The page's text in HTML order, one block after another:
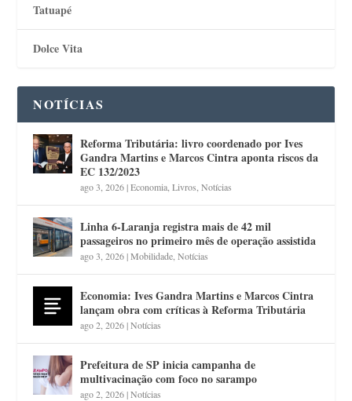
Tatuapé
Dolce Vita
NOTÍCIAS
Reforma Tributária: livro coordenado por Ives
Gandra Martins e Marcos Cintra aponta riscos da
EC 132/2023
ago 3, 2026|Economia ,Livros ,Notícias
Linha 6-Laranja registra mais de 42 mil
passageiros no primeiro mês de operação assistida
ago 3, 2026|Mobilidade ,Notícias
Economia: Ives Gandra Martins e Marcos Cintra
lançam obra com críticas à Reforma Tributária
ago 2, 2026|Notícias
Prefeitura de SP inicia campanha de
multivacinação com foco no sarampo
ago 2, 2026|Notícias